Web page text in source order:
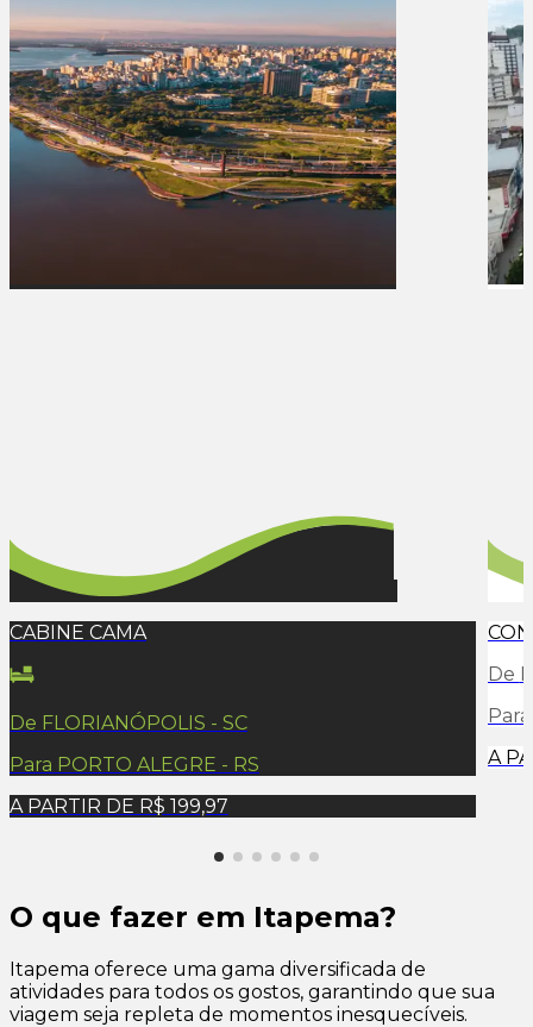
CABINE CAMA
De FLORIANÓPOLIS - SC
Para PORTO ALEGRE - RS
A PARTIR DE R$ 199,97
De
A
O que fazer em Itapema?
Itapema oferece uma gama diversificada de
atividades para todos os gostos, garantindo que sua
viagem seja repleta de momentos inesquecíveis.